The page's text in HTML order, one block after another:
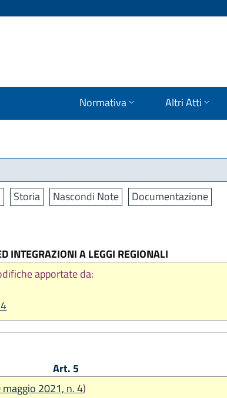
Normativa Altri Atti
Storia Nascondi Note Documentazione
INTEGRAZIONI A LEGGI REGIONALI
apportate da:
Art. 5
maggio 2021, n. 4)